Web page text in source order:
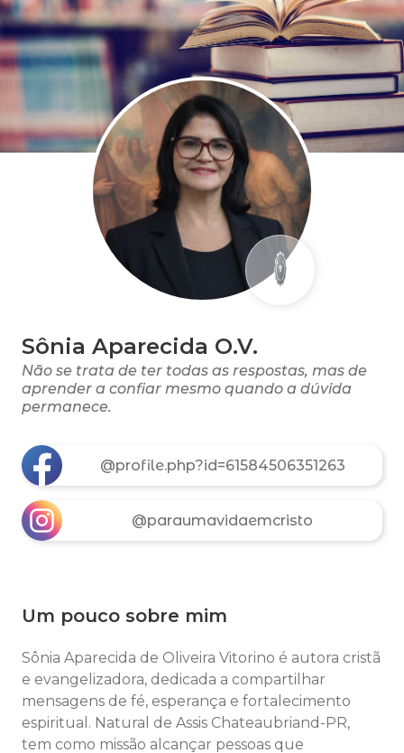
Sônia Aparecida O.V.
Não se trata de ter todas as respostas, mas de
aprender a confiar mesmo quando a dúvida
permanece.
@profile.php?id=61584506351263
@paraumavidaemcristo
Um pouco sobre mim
Sônia Aparecida de Oliveira Vitorino é autora cristã
e evangelizadora, dedicada a compartilhar
mensagens de fé, esperança e fortalecimento
espiritual. Natural de Assis Chateaubriand-PR,
tem como missão alcançar pessoas que